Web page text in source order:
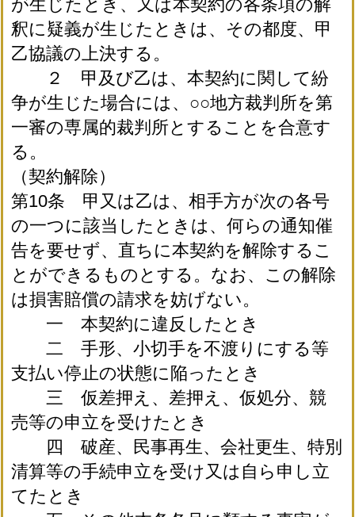
が生じたとき、又は本契約の各条項の解
釈に疑義が生じたときは、その都度、甲
乙協議の上決する。
２ 甲及び乙は、本契約に関して紛
争が生じた場合には、○○地方裁判所を第
一審の専属的裁判所とすることを合意す
る。
（契約解除）
第10条 甲又は乙は、相手方が次の各号
の一つに該当したときは、何らの通知催
告を要せず、直ちに本契約を解除するこ
とができるものとする。なお、この解除
は損害賠償の請求を妨げない。
一 本契約に違反したとき
二 手形、小切手を不渡りにする等
支払い停止の状態に陥ったとき
三 仮差押え、差押え、仮処分、競
売等の申立を受けたとき
四 破産、民事再生、会社更生、特別
清算等の手続申立を受け又は自ら申し立
てたとき